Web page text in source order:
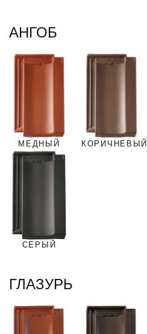
АНГОБ
МЕДНЫЙ КОРИЧНЕВЫЙ
СЕРЫЙ
ГЛАЗУРЬ